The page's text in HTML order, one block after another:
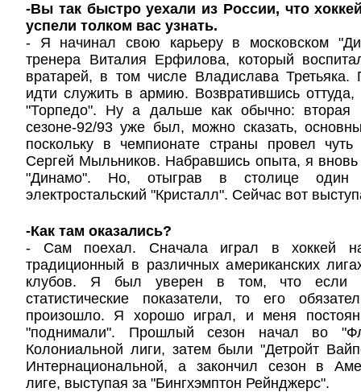
-Вы так быстро уехали из России, что
успели толком вас узнать.
- Я начинал свою карьеру в московском
тренера Виталия Ерфилова, который
вратарей, в том числе Владислава
идти служить в армию. Возвратившись
"Торпедо". Ну а дальше как обычно: вторая
сезоне-92/93 уже был, можно сказать,
поскольку в чемпионате страны провел
Сергей Мыльников. Набравшись опыта, я
"Динамо". Но, отыграв в столице один
электростальский "Кристалл". Сейчас вот
-Как там оказались?
- Сам поехал. Сначала играл в хоккей
традиционный в различных американских
клубов. Я был уверен в том, что если
статистические показатели, то его
произошло. Я хорошо играл, и меня
"поднимали". Прошлый сезон начал во
Колониальной лиги, затем были "Детройт
Интернациональной, а закончил сезон в
лиге, выступая за "Бингхэмптон Рейнджерс".